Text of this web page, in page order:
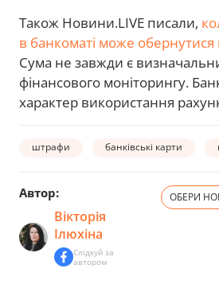
Також Новини.LIVE писали,
в банкоматі може
Сума не завжди є
фінансового моніторингу.
характер використання
штрафи банківські карти
Автор:
Вікторія
Ілюхіна
Слідкуй за
автором
ОБЕРИ